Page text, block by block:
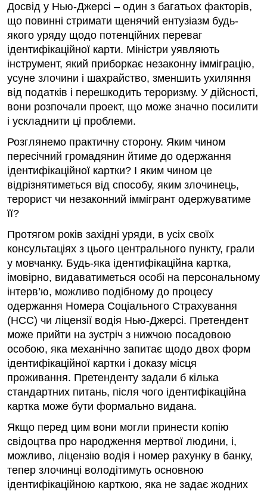
Досвід у Нью-Джерсі – один з багатьох факторів,
що повинні стримати щенячий ентузіазм будь-
якого уряду щодо потенційних переваг
ідентифікаційної карти. Міністри уявляють
інструмент, який приборкає незаконну імміграцію,
усуне злочини і шахрайство, зменшить ухиляння
від податків і перешкодить тероризму. У дійсності,
вони розпочали проект, що може значно посилити
і ускладнити ці проблеми.
Розглянемо практичну сторону. Яким чином
пересічний громадянин йтиме до одержання
ідентифікаційної картки? І яким чином це
відрізнятиметься від способу, яким злочинець,
терорист чи незаконний іммігрант одержуватиме
її?
Протягом років західні уряди, в усіх своїх
консультаціях з цього центрального пункту, грали
у мовчанку. Будь-яка ідентифікаційна картка,
імовірно, видаватиметься особі на персональному
інтерв’ю, можливо подібному до процесу
одержання Номера Соціального Страхування
(НСС) чи ліцензії водія Нью-Джерсі. Претендент
може прийти на зустріч з нижчою посадовою
особою, яка механічно запитає щодо двох форм
ідентифікаційної картки і доказу місця
проживання. Претенденту задали б кілька
стандартних питань, після чого ідентифікаційна
картка може бути формально видана.
Якщо перед цим вони могли принести копію
свідоцтва про народження мертвої людини, і,
можливо, ліцензію водія і номер рахунку в банку,
тепер злочинці володітимуть основною
ідентифікаційною карткою, яка не задає жодних